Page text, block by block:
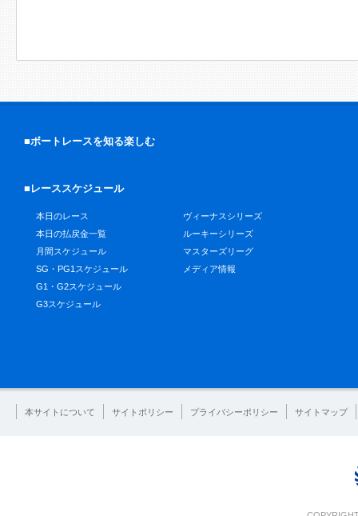
■ボートレースを知る楽しむ
■レーススケジュール
本日のレース
本日の払戻金一覧
月間スケジュール
SG・PG1スケジュール
G1・G2スケジュール
G3スケジュール
ヴィーナスシリーズ
ルーキーシリーズ
マスターズリーグ
メディア情報
本サイトについて サイトポリシー プライバシーポリシー サイトマップ